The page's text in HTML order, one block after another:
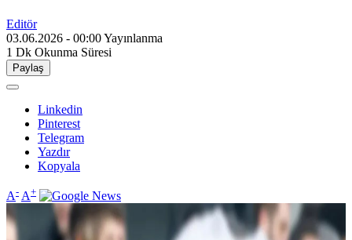
Editör
03.06.2026 - 00:00Yayınlanma
1 Dk Okunma Süresi
Paylaş
Linkedin
Pinterest
Telegram
Yazdır
Kopyala
A- A+